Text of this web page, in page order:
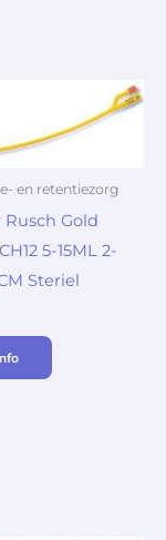
en retentiezorg
Gold
5-15ML 2-
Steriel